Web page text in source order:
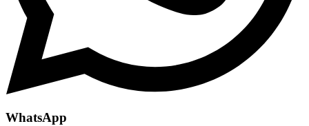
WhatsApp